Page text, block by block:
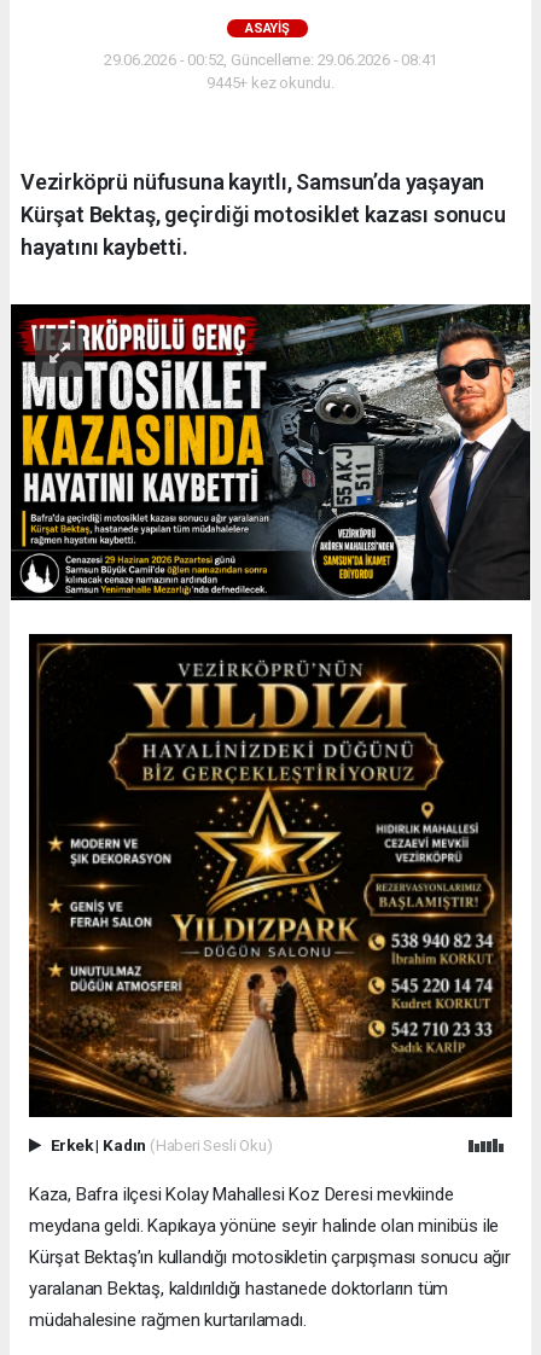
ASAYIŞ
29.06.2026 - 00:52, Güncelleme: 29.06.2026 - 08:41
9445+ kez okundu.
Vezirköprü nüfusuna kayıtlı, Samsun’da yaşayan
Kürşat Bektaş, geçirdiği motosiklet kazası sonucu
hayatını kaybetti.
Erkek| Kadın (Haberi Sesli Oku)
Kaza, Bafra ilçesi Kolay Mahallesi Koz Deresi mevkiinde
meydana geldi. Kapıkaya yönüne seyir halinde olan minibüs ile
Kürşat Bektaş’ın kullandığı motosikletin çarpışması sonucu ağır
yaralanan Bektaş, kaldırıldığı hastanede doktorların tüm
müdahalesine rağmen kurtarılamadı.